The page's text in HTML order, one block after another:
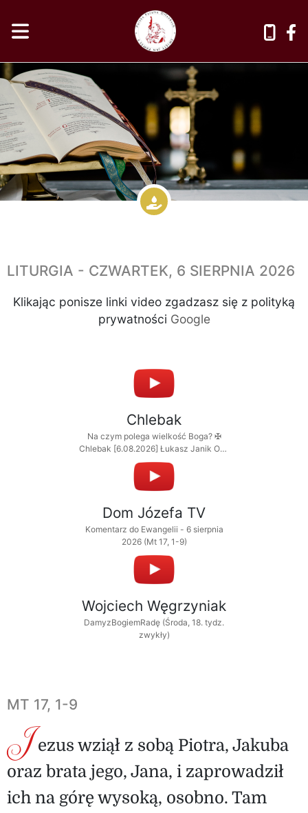
LITURGIA - CZWARTEK, 6 SIERPNIA 2026
Klikając ponisze linki video zgadzasz się z polityką
prywatności Google
Chlebak
Na czym polega wielkość Boga? ✠
Chlebak [6.08.2026] Łukasz Janik OP i
Mariusz Kulig OP
Dom Józefa TV
Komentarz do Ewangelii - 6 sierpnia
2026 (Mt 17, 1-9)
Wojciech Węgrzyniak
DamyzBogiemRadę (Środa, 18. tydz.
zwykły)
MT 17, 1-9
Jezus wziął z sobą Piotra, Jakuba
oraz brata jego, Jana, i zaprowadził
ich na górę wysoką, osobno. Tam